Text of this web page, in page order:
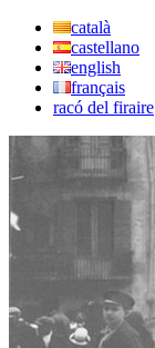
català
castellano
english
français
racó del firaire